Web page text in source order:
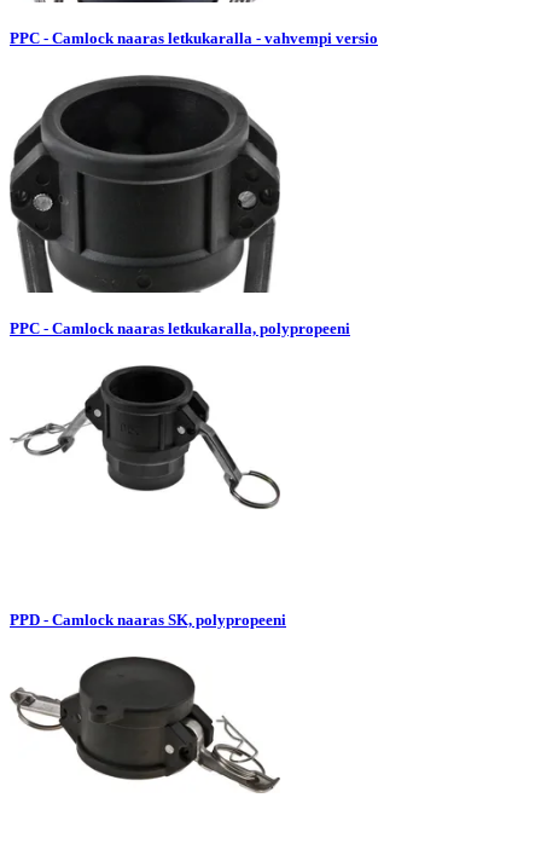
PPC - Camlock naaras letkukaralla - vahvempi versio
PPC - Camlock naaras letkukaralla, polypropeeni
PPD - Camlock naaras SK, polypropeeni